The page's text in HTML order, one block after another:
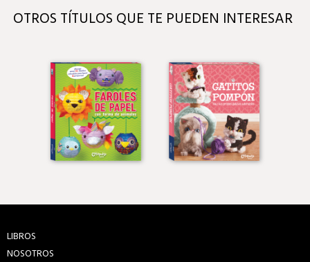
OTROS TÍTULOS QUE TE PUEDEN INTERESAR
LIBROS
NOSOTROS